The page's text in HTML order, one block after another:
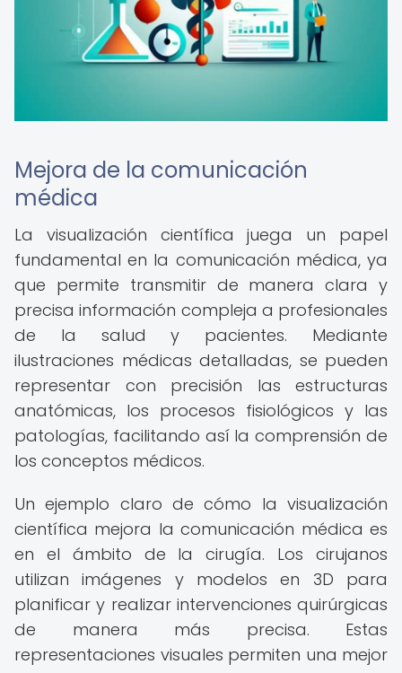
Mejora de la comunicación
médica
La visualización científica juega un papel
fundamental en la comunicación médica, ya
que permite transmitir de manera clara y
precisa información compleja a profesionales
de la salud y pacientes. Mediante
ilustraciones médicas detalladas, se pueden
representar con precisión las estructuras
anatómicas, los procesos fisiológicos y las
patologías, facilitando así la comprensión de
los conceptos médicos.
Un ejemplo claro de cómo la visualización
científica mejora la comunicación médica es
en el ámbito de la cirugía. Los cirujanos
utilizan imágenes y modelos en 3D para
planificar y realizar intervenciones quirúrgicas
de manera más precisa. Estas
representaciones visuales permiten una mejor